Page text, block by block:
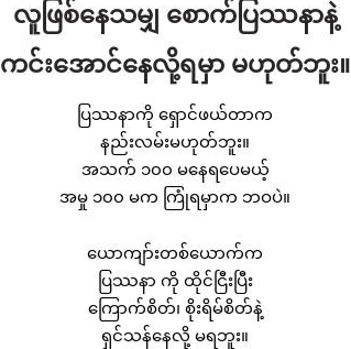
လူဖြစ်နေသမျှ စောက်ပြဿနာနဲ့
ကင်းအောင်နေလို့ရမှာ မဟုတ်ဘူး။
ပြဿနာကို ရှောင်ဖယ်တာက
နည်းလမ်းမဟုတ်ဘူး။
အသက် ၁၀၀ မနေရပေမယ့်
အမှု ၁၀၀ မက ကြုံရမှာက ဘဝပဲ။
ယောကျာ်းတစ်ယောက်က
ပြဿနာ ကို ထိုင်ငြီးပြီး
ကြောက်စိတ်၊ စိုးရိမ်စိတ်နဲ့
ရှင်သန်နေလို့ မရဘူး။